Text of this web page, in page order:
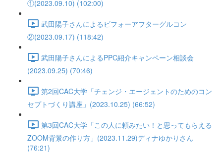
①(2023.09.10) (102:00)
武田陽子さんによるビフォーアフターグルコン
②(2023.09.17) (118:42)
武田陽子さんによるPPC紹介キャンペーン相談会
(2023.09.25) (70:46)
第2回CAC大学「チェンジ・エージェントのためのコン
セプトづくり講座」(2023.10.25) (66:52)
第3回CAC大学「この人に頼みたい！と思ってもらえる
ZOOM背景の作り方」(2023.11.29)ディナゆかりさん
(76:21)